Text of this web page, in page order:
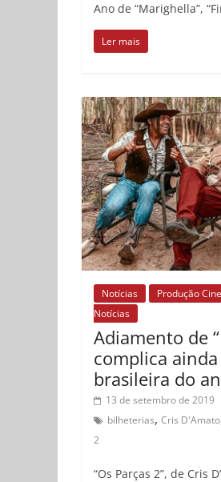
Ano de “Marighella”,
Ler mais
Notícias Produção
Notícias
Adiamento de
complica
brasileira do
13 de setembro de 2019
bilheterias, Cris D'Amato
2
“Os Parças 2”, de Cris